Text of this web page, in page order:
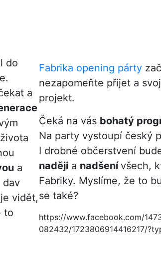
do
a
a
dav
vidět,
to
Fabrika opening párty
nezapomeňte přijet a
projekt.
Čeká na vás bohatý
Na party vystoupí český
I drobné občerstvení
naději a nadšenívšech,
Fabriky. Myslíme, že to
se také?
https://www.facebook.com/
082432/1723806914416217/